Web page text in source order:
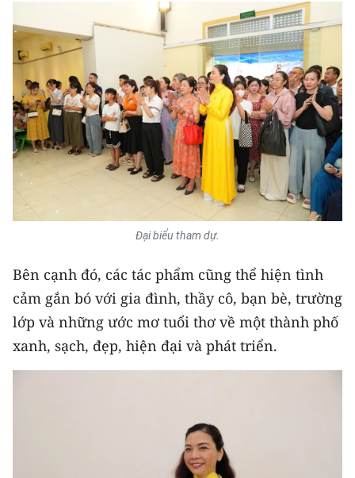
Media Văn hóa
Media Xã hội
Media Pháp luật
Media Du lịch
Media Thế giới
Media Thể thao
Media Y tế
Media Khoa học - Công nghệ
Đại biểu tham dự.
Bên cạnh đó, các tác phẩm cũng thể hiện tình
cảm gắn bó với gia đình, thầy cô, bạn bè, trường
lớp và những ước mơ tuổi thơ về một thành phố
xanh, sạch, đẹp, hiện đại và phát triển.